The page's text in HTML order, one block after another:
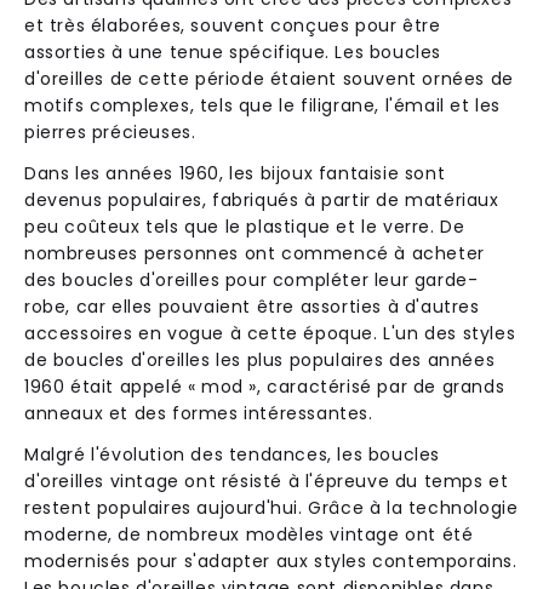
et très élaborées, souvent conçues pour être
assorties à une tenue spécifique. Les boucles
d'oreilles de cette période étaient souvent ornées de
motifs complexes, tels que le filigrane, l'émail et les
pierres précieuses.
Dans les années 1960, les bijoux fantaisie sont
devenus populaires, fabriqués à partir de matériaux
peu coûteux tels que le plastique et le verre. De
nombreuses personnes ont commencé à acheter
des boucles d'oreilles pour compléter leur garde-
robe, car elles pouvaient être assorties à d'autres
accessoires en vogue à cette époque. L'un des styles
de boucles d'oreilles les plus populaires des années
1960 était appelé « mod », caractérisé par de grands
anneaux et des formes intéressantes.
Malgré l'évolution des tendances, les boucles
d'oreilles vintage ont résisté à l'épreuve du temps et
restent populaires aujourd'hui. Grâce à la technologie
moderne, de nombreux modèles vintage ont été
modernisés pour s'adapter aux styles contemporains.